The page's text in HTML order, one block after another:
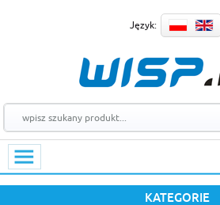
Język:
KATEGORIE